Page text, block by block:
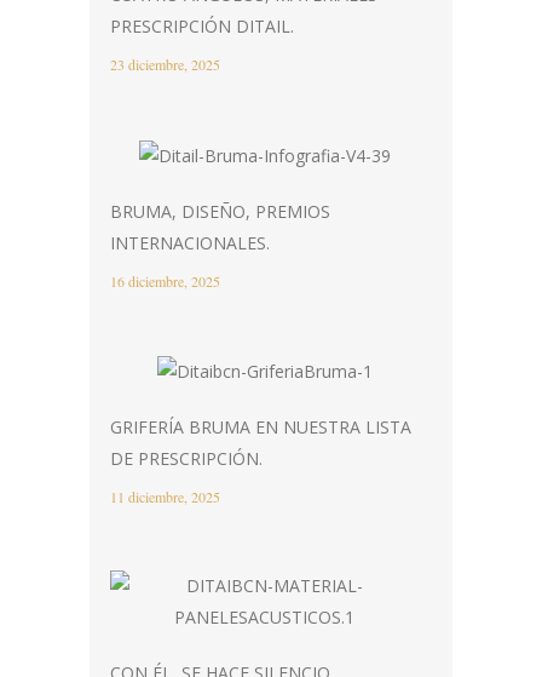
PRESCRIPCIÓN DITAIL.
23 diciembre, 2025
BRUMA, DISEÑO, PREMIOS
INTERNACIONALES.
16 diciembre, 2025
GRIFERÍA BRUMA EN NUESTRA LISTA
DE PRESCRIPCIÓN.
11 diciembre, 2025